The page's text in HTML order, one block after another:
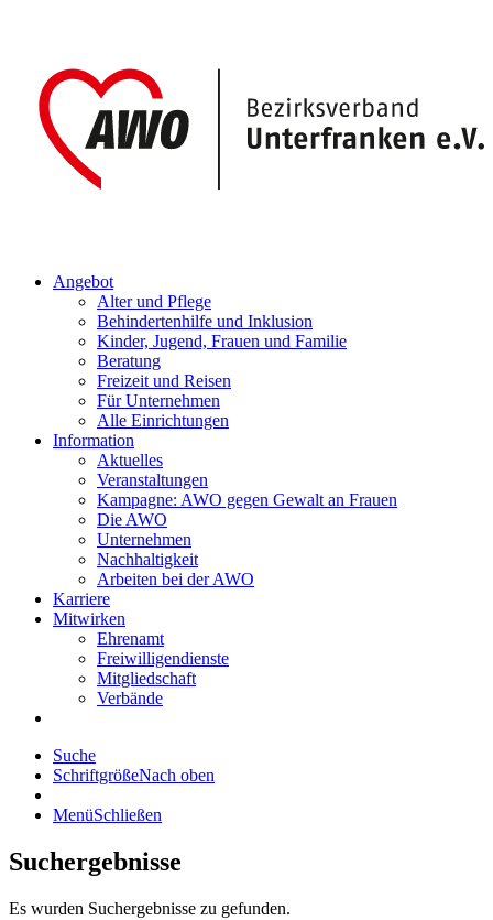
Angebot
Alter und Pflege
Behindertenhilfe und Inklusion
Kinder, Jugend, Frauen und Familie
Beratung
Freizeit und Reisen
Für Unternehmen
Alle Einrichtungen
Information
Aktuelles
Veranstaltungen
Kampagne: AWO gegen Gewalt an Frauen
Die AWO
Unternehmen
Nachhaltigkeit
Arbeiten bei der AWO
Karriere
Mitwirken
Ehrenamt
Freiwilligendienste
Mitgliedschaft
Verbände
Suche
SchriftgrößeNach oben
MenüSchließen
Suchergebnisse
Es wurden Suchergebnisse zu gefunden.